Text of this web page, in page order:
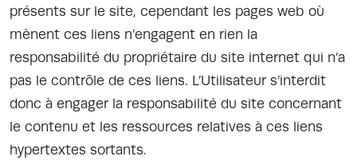
présents sur le site, cependant les pages web où
mènent ces liens n’engagent en rien la
responsabilité du propriétaire du site internet qui n’a
pas le contrôle de ces liens. L’Utilisateur s’interdit
donc à engager la responsabilité du site concernant
le contenu et les ressources relatives à ces liens
hypertextes sortants.